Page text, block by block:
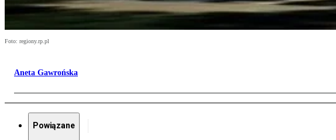
Foto: regiony.rp.pl
Aneta Gawrońska
Powiązane